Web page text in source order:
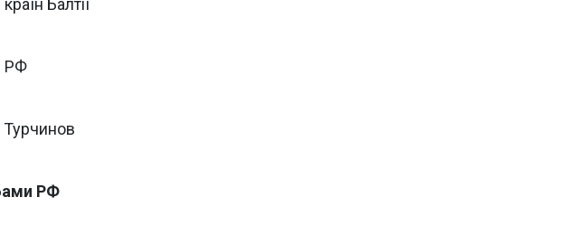
Балтії
РФ
РФ